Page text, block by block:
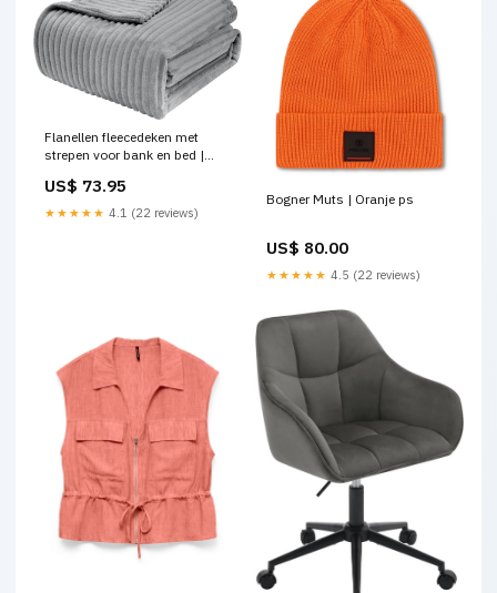
Flanellen fleecedeken met
strepen voor bank en bed |
Components & Replacement
Parts
US$ 73.95
★★★★★ 4.1 (22 reviews)
Bogner Muts | Oranje ps
US$ 80.00
★★★★★ 4.5 (22 reviews)